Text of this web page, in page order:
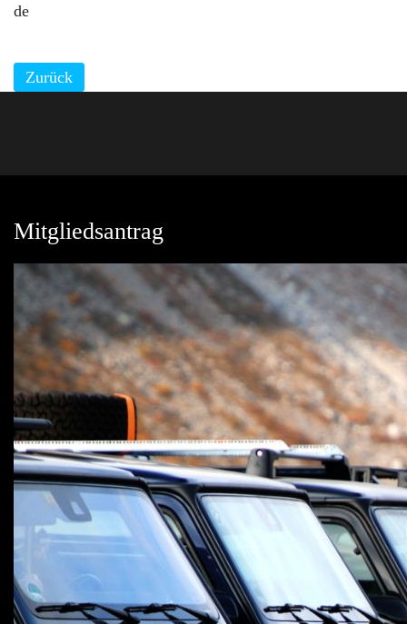
de
Zurück
Mitgliedsantrag